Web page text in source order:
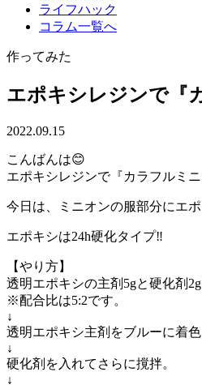
ライフハック
コラム一覧へ
作ってみた
エポキシレジンで『
2022.09.15
こんばんは😊
エポキシレジンで『カラフルミ
今日は、ミニオンの服部分にエ
エポキシは24h硬化タイプ‼️
【やり方】
透明エポキシの主剤5gと硬化剤2g
※配合比は5:2です。
↓
透明エポキシ主剤をブルーに着色
↓
硬化剤を入れてさらに撹拌。
↓